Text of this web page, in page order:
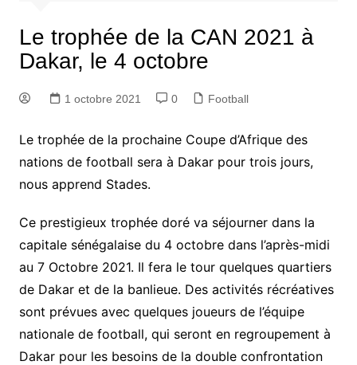
Le trophée de la CAN 2021 à
Dakar, le 4 octobre
1 octobre 2021 0 Football
Le trophée de la prochaine Coupe d’Afrique des
nations de football sera à Dakar pour trois jours,
nous apprend Stades.
Ce prestigieux trophée doré va séjourner dans la
capitale sénégalaise du 4 octobre dans l’après-midi
au 7 Octobre 2021. Il fera le tour quelques quartiers
de Dakar et de la banlieue. Des activités récréatives
sont prévues avec quelques joueurs de l’équipe
nationale de football, qui seront en regroupement à
Dakar pour les besoins de la double confrontation